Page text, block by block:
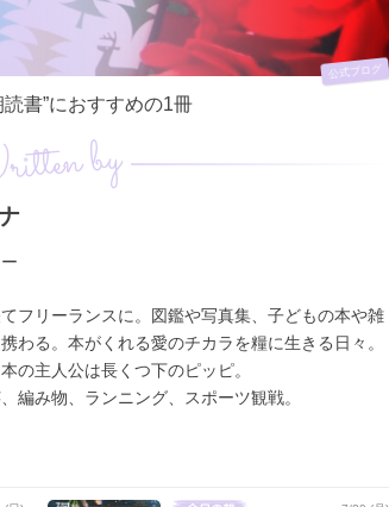
公式ブログ
書”におすすめの1冊
by
フリーランスに。図鑑や写真集、子どもの本や雑
わる。本がくれる愛のチカラを糧に生きる日々。
の主人公は長くつ下のピッピ。
編み物、ランニング、スポーツ観戦。